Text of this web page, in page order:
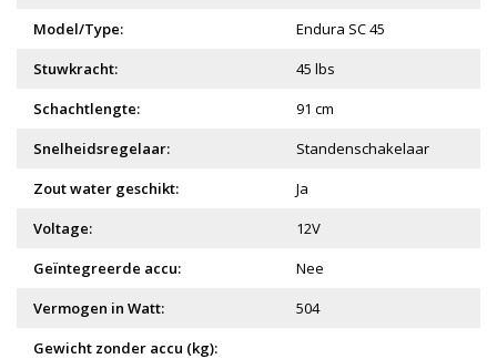
Model/Type:
Endura SC 45
Stuwkracht:
45 lbs
Schachtlengte:
91 cm
Snelheidsregelaar:
Standenschakelaar
Zout water geschikt:
Ja
Voltage:
12V
Geïntegreerde accu:
Nee
Vermogen in Watt:
504
Gewicht zonder accu (kg):